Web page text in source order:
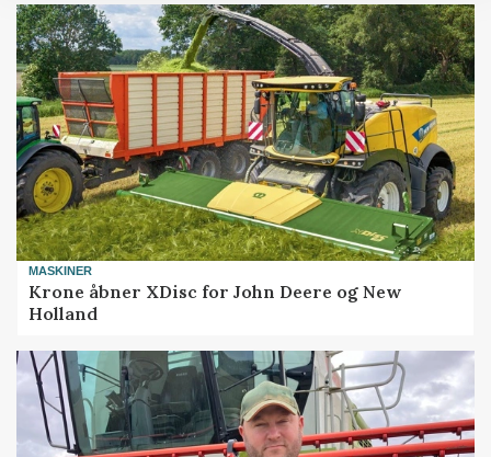
MASKINER
Krone åbner XDisc for John Deere og New
Holland